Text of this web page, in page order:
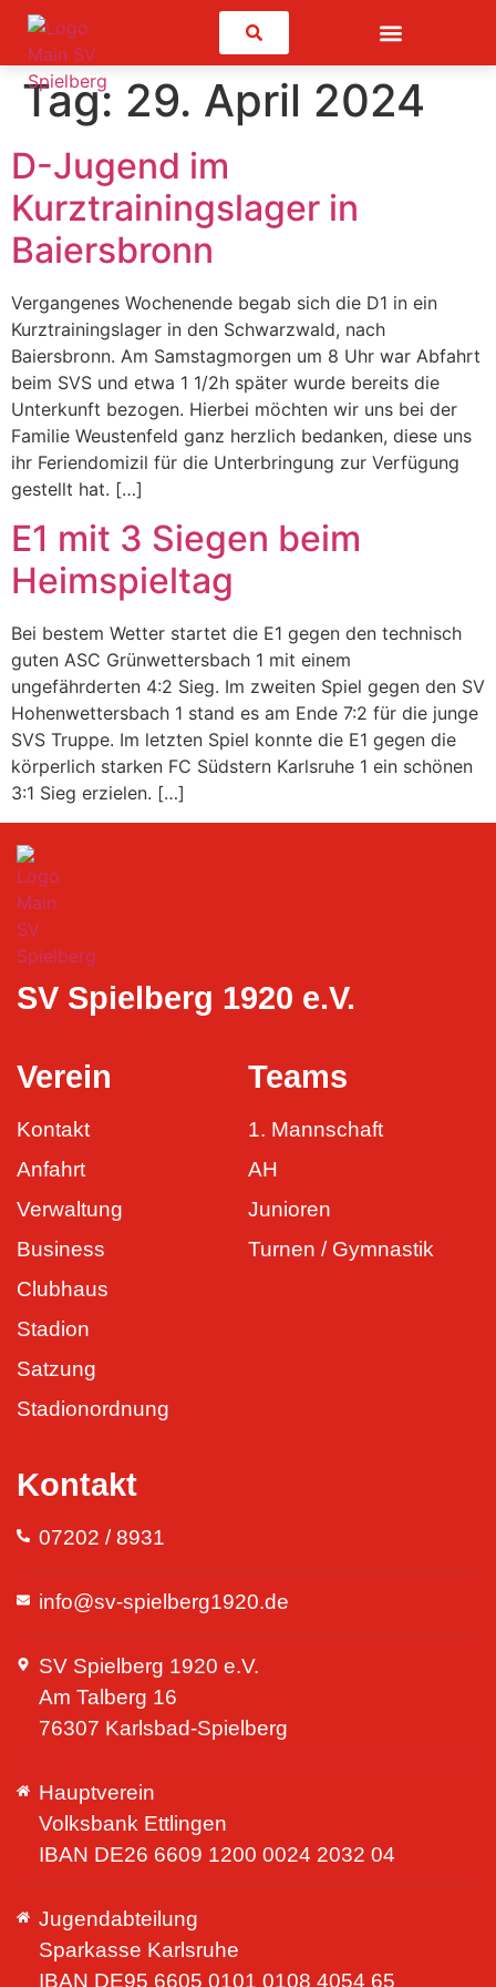
Suchen
Tag: 29. April 2024
D-Jugend im
Kurztrainingslager in
Baiersbronn
Vergangenes Wochenende begab sich die D1 in ein
Kurztrainingslager in den Schwarzwald, nach
Baiersbronn. Am Samstagmorgen um 8 Uhr war Abfahrt
beim SVS und etwa 1 1/2h später wurde bereits die
Unterkunft bezogen. Hierbei möchten wir uns bei der
Familie Weustenfeld ganz herzlich bedanken, diese uns
ihr Feriendomizil für die Unterbringung zur Verfügung
gestellt hat. […]
E1 mit 3 Siegen beim
Heimspieltag
Bei bestem Wetter startet die E1 gegen den technisch
guten ASC Grünwettersbach 1 mit einem
ungefährderten 4:2 Sieg. Im zweiten Spiel gegen den SV
Hohenwettersbach 1 stand es am Ende 7:2 für die junge
SVS Truppe. Im letzten Spiel konnte die E1 gegen die
körperlich starken FC Südstern Karlsruhe 1 ein schönen
3:1 Sieg erzielen. […]
SV Spielberg 1920 e.V.
Verein
Kontakt
Anfahrt
Verwaltung
Business
Clubhaus
Stadion
Satzung
Stadionordnung
Teams
1. Mannschaft
AH
Junioren
Turnen / Gymnastik
Kontakt
07202 / 8931
info@sv-spielberg1920.de
SV Spielberg 1920 e.V.
Am Talberg 16
76307 Karlsbad-Spielberg
Hauptverein
Volksbank Ettlingen
IBAN DE26 6609 1200 0024 2032 04
Jugendabteilung
Sparkasse Karlsruhe
IBAN DE95 6605 0101 0108 4054 65